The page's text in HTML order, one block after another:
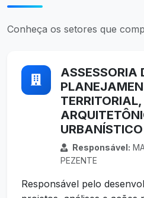
Conheça os setores que
ASSESSORIA
TERRITORIAL,
URBANÍSTICO
Responsável:
PEZENTE
Responsável pelo